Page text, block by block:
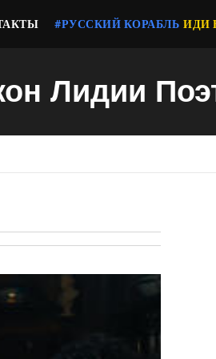
#РУССКИЙ КОРАБЛЬ ИДИ
Лидии